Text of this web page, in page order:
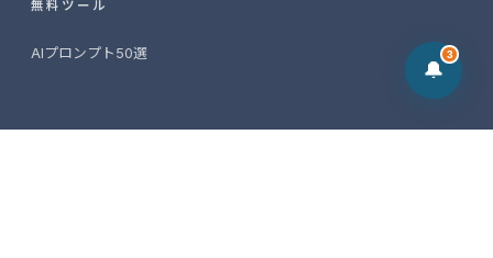
無料ツール
AIプロンプト50選
🔔
3